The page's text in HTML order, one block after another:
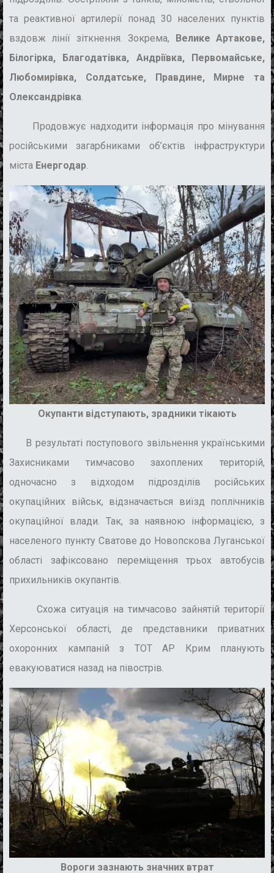
та реактивної артилерії понад 30 населених пунктів
вздовж лінії зіткнення. Зокрема, Велике Артакове,
Білогірка, Благодатівка, Андріївка, Первомайське,
Любомирівка, Солдатське, Правдине, Мирне та
Олександрівка
Продовжує надходити інформація про мінування
російськими загарбниками об’єктів інфраструктури
міста Енергодар
Окупанти відступають, зрадники тікають
В результаті поступового звільнення українськими
Захисниками тимчасово захоплених територій,
одночасно з відходом підрозділів російських
окупаційних військ, відзначається виїзд поплічників
окупаційної влади. Так, за наявною інформацією, з
населеного пункту Сватове до Новопскова Луганської
області зафіксовано переміщення трьох автобусів
прихильників окупантів.
Схожа ситуація на тимчасово зайнятій території
Херсонської області, де представники приватних
охоронних кампаній з ТОТ АР Крим планують
евакуюватися назад на півострів.
Вороги зазнають значних втрат